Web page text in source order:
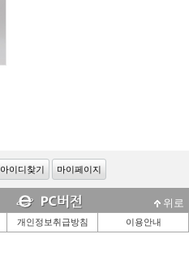
아이디찾기 마이페이지
위로
개인정보취급방침 이용안내